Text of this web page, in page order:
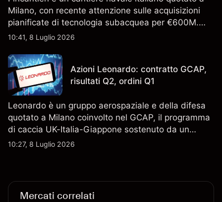
Milano, con recente attenzione sulle acquisizioni
pianificate di tecnologia subacquea per €600M.
Scopri i target di prezzo FCT di terze parti e l'analisi
indicatore affidabile dei risultati futuri.
10:41, 8 Luglio 2026
Azioni Leonardo: contratto GCAP,
risultati Q2, ordini Q1
Leonardo è un gruppo aerospaziale e della difesa
quotato a Milano coinvolto nel GCAP, il programma
di caccia UK-Italia-Giappone sostenuto da un
contratto da 4,6 miliardi di sterline. I risultati
10:27, 8 Luglio 2026
Mercati correlati